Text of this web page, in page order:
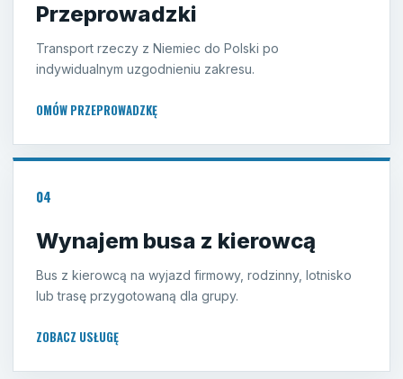
Przeprowadzki
Transport rzeczy z Niemiec do Polski po
indywidualnym uzgodnieniu zakresu.
OMÓW PRZEPROWADZKĘ
04
Wynajem busa z kierowcą
Bus z kierowcą na wyjazd firmowy, rodzinny, lotnisko
lub trasę przygotowaną dla grupy.
ZOBACZ USŁUGĘ